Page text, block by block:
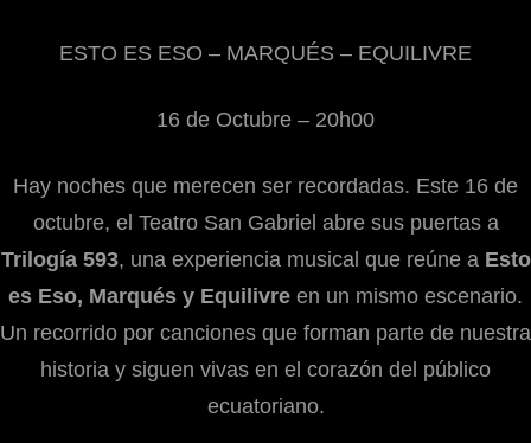
ESTO ES ESO – MARQUÉS – EQUILIVRE
16 de Octubre – 20h00
Hay noches que merecen ser recordadas. Este 16 de
octubre, el Teatro San Gabriel abre sus puertas a
Trilogía 593, una experiencia musical que reúne a Esto
es Eso, Marqués y Equilivre en un mismo escenario.
Un recorrido por canciones que forman parte de nuestra
historia y siguen vivas en el corazón del público
ecuatoriano.